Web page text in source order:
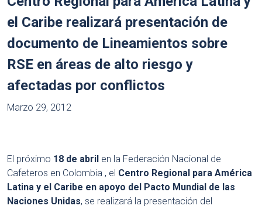
el Caribe realizará presentación de
documento de Lineamientos sobre
RSE en áreas de alto riesgo y
afectadas por conflictos
Marzo 29, 2012
El próximo 18 de abril en la Federación Nacional de
Cafeteros en Colombia , el Centro Regional para América
Latina y el Caribe en apoyo del Pacto Mundial de las
Naciones Unidas, se realizará la presentación del